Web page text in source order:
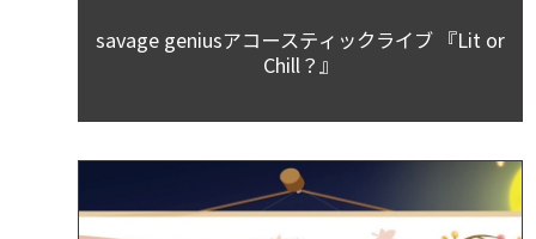
savage geniusアコースティックライブ 『Lit or
Chill？』